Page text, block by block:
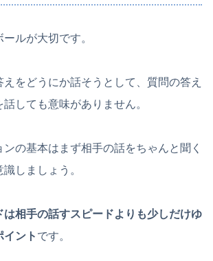
ルが大切です。
をどうにか話そうとして、質問の答え
しても意味がありません。
ンの基本はまず相手の話をちゃんと聞く
しましょう。
は相手の話すスピードよりも少しだけゆ
イント です。